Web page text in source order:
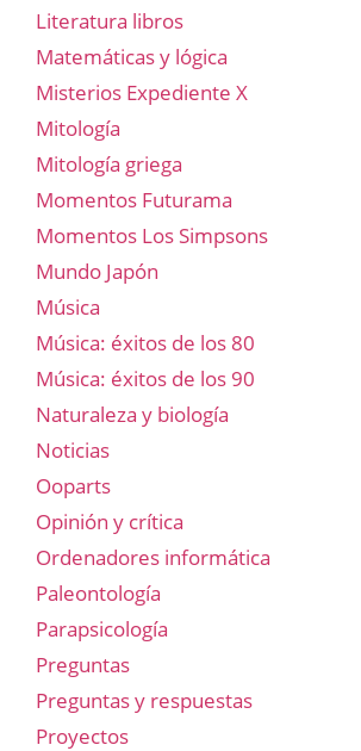
Literatura libros
Matemáticas y lógica
Misterios Expediente X
Mitología
Mitología griega
Momentos Futurama
Momentos Los Simpsons
Mundo Japón
Música
Música: éxitos de los 80
Música: éxitos de los 90
Naturaleza y biología
Noticias
Ooparts
Opinión y crítica
Ordenadores informática
Paleontología
Parapsicología
Preguntas
Preguntas y respuestas
Proyectos